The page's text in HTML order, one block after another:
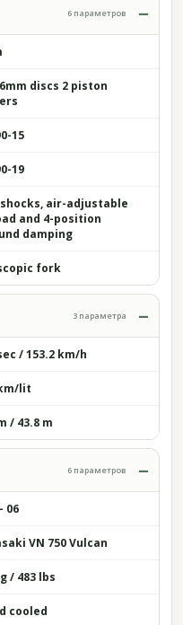
6 параметров
discs 2 piston
15
19
air-adjustable
and 4-position
damping
fork
3 параметра
/ 153.2 km/h
lit
/ 43.8 m
6 параметров
06
VN 750 Vulcan
/ 483 lbs
cooled